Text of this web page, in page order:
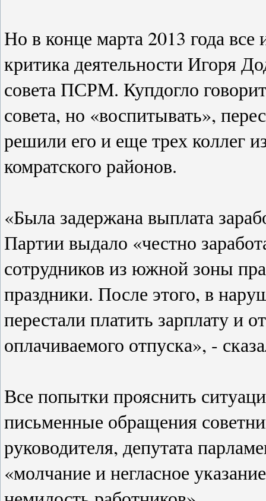
Но в конце марта 2013 года
критика деятельности Игоря
совета ПСРМ. Купдогло
совета, но «воспитывать»,
решили его и еще трех коллег
комратского районов.
«Была задержана выплата
Партии выдало «честно
сотрудников из южной зоны
праздники. После этого, в
перестали платить зарплату и
оплачиваемого отпуска», -
Все попытки прояснить
письменные обращения
руководителя, депутата
«молчание и негласное